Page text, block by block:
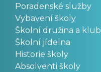
Poradenské služby
Vybavení školy
Školní družina a klub
Školní jídelna
Historie školy
Absolventi školy